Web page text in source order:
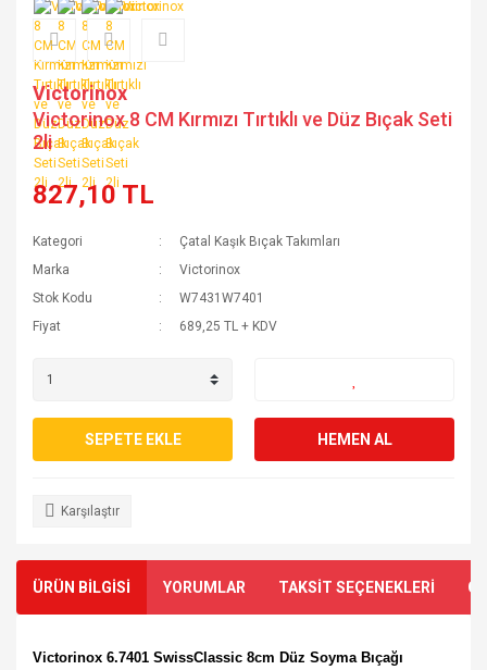
Victorinox
Victorinox 8 CM Kırmızı Tırtıklı ve Düz Bıçak Seti
2li
827,10 TL
Kategori
Çatal Kaşık Bıçak Takımları
Marka
Victorinox
Stok Kodu
W7431W7401
Fiyat
689,25 TL + KDV
SEPETE EKLE HEMEN AL
Karşılaştır
ÜRÜN BİLGİSİ YORUMLAR TAKSİT SEÇENEKLERİ
​Victorinox 6.7401 SwissClassic 8cm Düz Soyma Bıçağı